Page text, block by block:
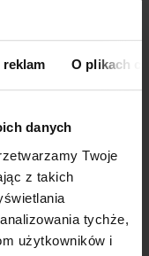
reklam O plikach
danych
Twoje
z takich
tychże,
użytkowników i